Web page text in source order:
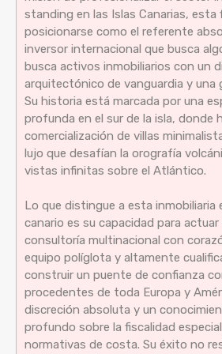
standing en las Islas Canarias, esta
posicionarse como el referente
inversor internacional que busca
busca activos inmobiliarios con un
arquitectónico de vanguardia y una
Su historia está marcada por una
profunda en el sur de la isla, donde
comercialización de villas
lujo que desafían la orografía
vistas infinitas sobre el Atlántico.
Lo que distingue a esta inmobiliaria
canario es su capacidad para
consultoría multinacional con
equipo políglota y altamente
construir un puente de confianza
procedentes de toda Europa y
discreción absoluta y un
profundo sobre la fiscalidad
normativas de costa. Su éxito no